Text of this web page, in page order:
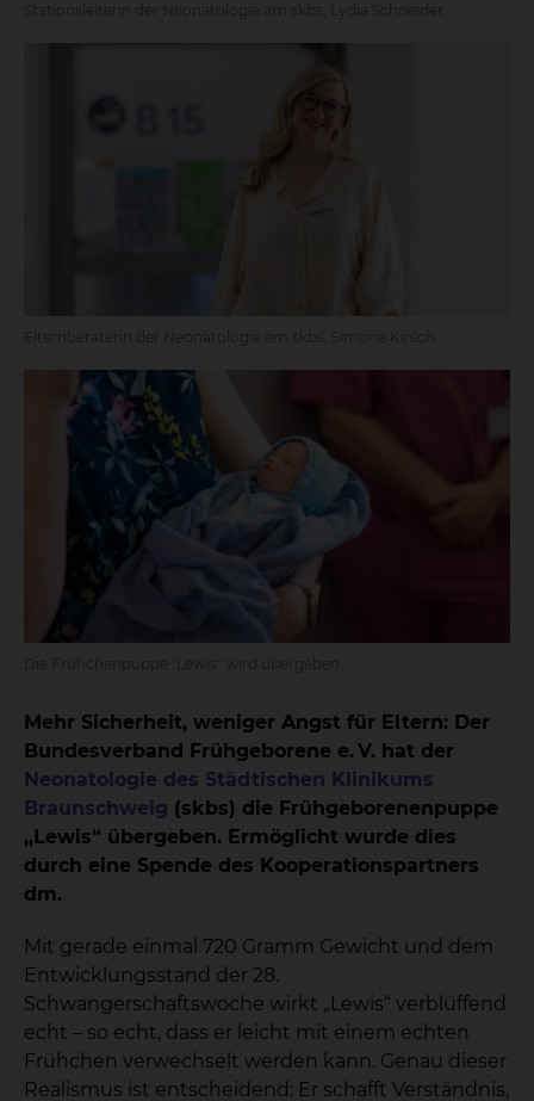
Mehr Sicherheit, weniger Angst für Eltern: Der
Bundesverband Frühgeborene e.V. hat der
Neonatologie des Städtischen Klinikums
Braunschweig (skbs) die Frühgeborenenpuppe
„Lewis“ übergeben. Ermöglicht wurde dies
durch eine Spende des Kooperationspartners
dm.
Mit gerade einmal 720 Gramm Gewicht und dem
Entwicklungsstand der 28.
Schwangerschaftswoche wirkt „Lewis“ verblüffend
echt – so echt, dass er leicht mit einem echten
Frühchen verwechselt werden kann. Genau dieser
Realismus ist entscheidend: Er schafft Verständnis,